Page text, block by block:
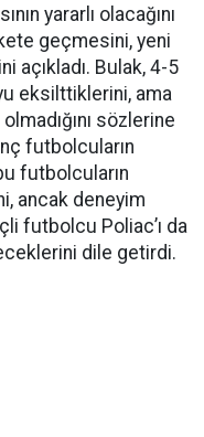
yararlı olacağını
geçmesini, yeni
açıkladı. Bulak, 4-5
eksilttiklerini, ama
sözlerine
futbolcuların
futbolcuların
ancak deneyim
futbolcu Poliac’ı da
dile getirdi.